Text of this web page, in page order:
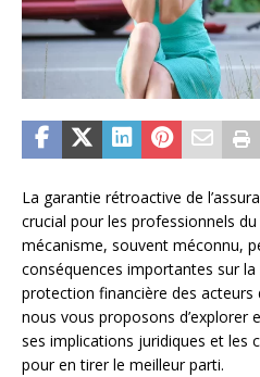
La garantie rétroactive de
crucial pour les professionnels
mécanisme, souvent méconnu,
conséquences importantes sur
protection financière des acteurs
nous vous proposons d’explorer
ses implications juridiques et les
pour en tirer le meilleur parti.